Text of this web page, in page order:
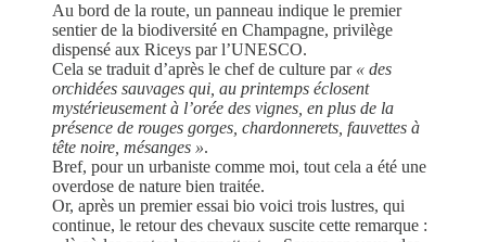
Au bord de la route, un panneau indique le premier
sentier de la biodiversité en Champagne, privilège
dispensé aux Riceys par l’UNESCO.
Cela se traduit d’après le chef de culture par « des
orchidées sauvages qui, au printemps éclosent
mystérieusement à l’orée des vignes, en plus de la
présence de rouges gorges, chardonnerets, fauvettes à
tête noire, mésanges ».
Bref, pour un urbaniste comme moi, tout cela a été une
overdose de nature bien traitée.
Or, après un premier essai bio voici trois lustres, qui
continue, le retour des chevaux suscite cette remarque :